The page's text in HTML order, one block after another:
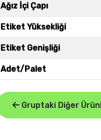
Ağız İçi Çapı
Etiket Yüksekliği
Etiket Genişliği
Adet/Palet
Gruptaki Diğer